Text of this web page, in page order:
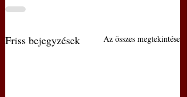
Friss bejegyzések Az összes megtekintése